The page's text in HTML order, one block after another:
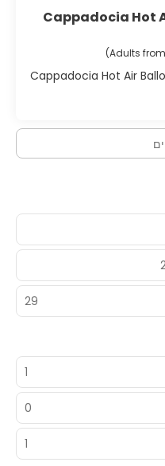
Cappadocia Hot
Adults
)
Cappadocia Hot Air
29
1
0
1